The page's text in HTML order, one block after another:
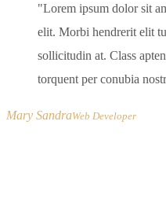
Lorem ipsum dolor sit
elit. Morbi hendrerit elit
sollicitudin at. Class
torquent per conubia
Mary SandraWeb Developer